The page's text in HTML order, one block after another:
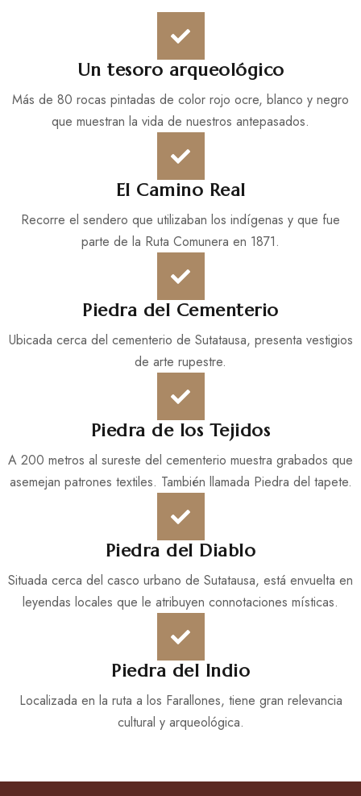
Un tesoro arqueológico
Más de 80 rocas pintadas de color rojo ocre, blanco y negro
que muestran la vida de nuestros antepasados.
El Camino Real
Recorre el sendero que utilizaban los indígenas y que fue
parte de la Ruta Comunera en 1871.
Piedra del Cementerio
Ubicada cerca del cementerio de Sutatausa, presenta vestigios
de arte rupestre.
Piedra de los Tejidos
A 200 metros al sureste del cementerio muestra grabados que
asemejan patrones textiles. También llamada Piedra del tapete.
Piedra del Diablo
Situada cerca del casco urbano de Sutatausa, está envuelta en
leyendas locales que le atribuyen connotaciones místicas.
Piedra del Indio
Localizada en la ruta a los Farallones, tiene gran relevancia
cultural y arqueológica.